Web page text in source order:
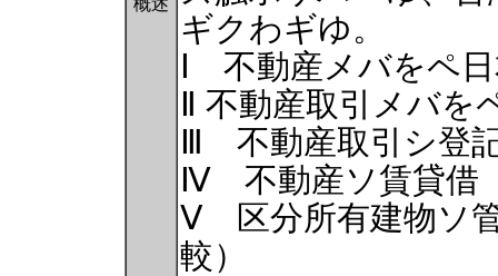
概述
ギクわギゆ。
Ⅰ 不動産メバをペ
Ⅱ 不動産取引メバ
Ⅲ 不動産取引シ登
Ⅳ 不動産ソ賃貸借
Ⅴ 区分所有建物ソ
較）